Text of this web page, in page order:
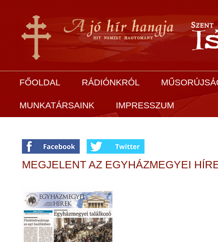
FŐOLDAL RÁDIÓNKRÓL
MUNKATÁRSAINK IMPRESSZUM
MEGJELENT AZ EGYHÁZMEGYEI